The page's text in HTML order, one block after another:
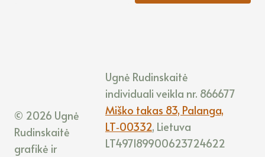
© 2026 Ugnė
Rudinskaitė
grafikė ir
Ugnė Rudinskaitė
individuali veikla nr. 866677
Miško takas 83, Palanga,
LT‑00332, Lietuva
LT497189900623724622